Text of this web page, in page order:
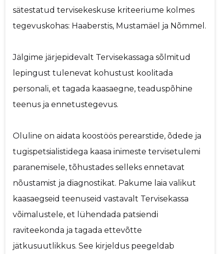
sätestatud tervisekeskuse kriteeriume kolmes
tegevuskohas: Haaberstis, Mustamäel ja Nõmmel.
Jälgime järjepidevalt Tervisekassaga sõlmitud
lepingust tulenevat kohustust koolitada
personali, et tagada kaasaegne, teaduspõhine
teenus ja ennetustegevus.
Oluline on aidata koostöös perearstide, õdede ja
tugispetsialistidega kaasa inimeste tervisetulemi
paranemisele, tõhustades selleks ennetavat
nõustamist ja diagnostikat. Pakume laia valikut
kaasaegseid teenuseid vastavalt Tervisekassa
võimalustele, et lühendada patsiendi
raviteekonda ja tagada ettevõtte
jätkusuutlikkus. See kirjeldus peegeldab